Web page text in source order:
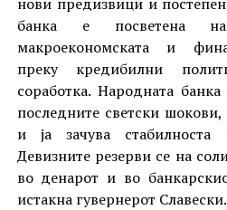
банка е посветена
макроекономската и
преку кредибилни
соработка. Народната
последните светски шокови,
и ја зачува стабилноста
Девизните резерви се на
во денарот и во
истакна гувернерот Славески.